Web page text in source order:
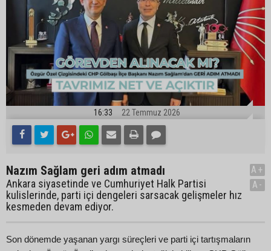
16:33 22 Temmuz 2026
Nazım Sağlam geri adım atmadı
Ankara siyasetinde ve Cumhuriyet Halk Partisi
kulislerinde, parti içi dengeleri sarsacak gelişmeler hız
kesmeden devam ediyor.
A+
A-
Son dönemde yaşanan yargı süreçleri ve parti içi tartışmaların